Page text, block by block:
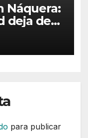
Náquera:
deja de
para publicar